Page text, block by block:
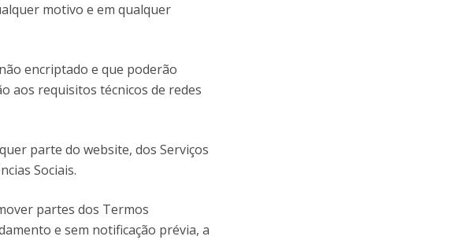
motivo e em qualquer
encriptado e que poderão
aos requisitos técnicos de redes
parte do website, dos Serviços
Sociais.
partes dos Termos
e sem notificação prévia, a